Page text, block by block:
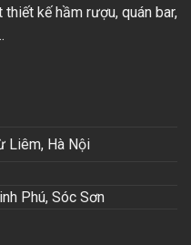
kế hầm rượu, quán bar,
Liêm, Hà Nội
Phú, Sóc Sơn